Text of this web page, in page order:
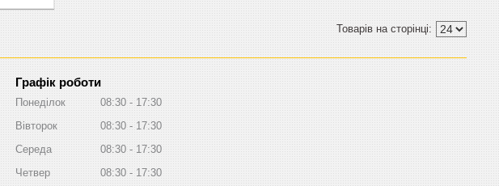
Графік роботи
Понеділок 08:30
17:30
Вівторок
08:30
17:30
Середа
08:30
17:30
Четвер
08:30
17:30